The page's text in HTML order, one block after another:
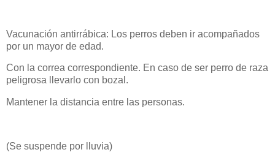
Vacunación antirrábica: Los perros deben ir acompañados
por un mayor de edad.
Con la correa correspondiente. En caso de ser perro de raza
peligrosa llevarlo con bozal.
Mantener la distancia entre las personas.
(Se suspende por lluvia)